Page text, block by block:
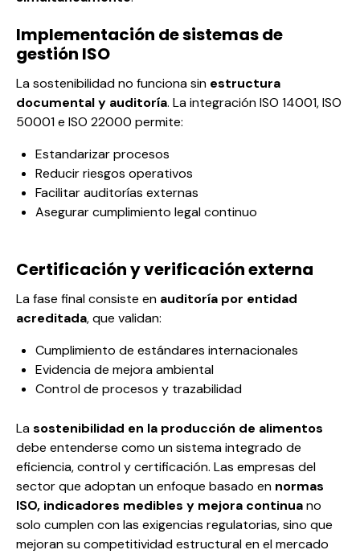
Implementación de sistemas de
gestión ISO
La sostenibilidad no funciona sin estructura
documental y auditoría. La integración ISO 14001, ISO
50001 e ISO 22000 permite:
Estandarizar procesos
Reducir riesgos operativos
Facilitar auditorías externas
Asegurar cumplimiento legal continuo
Certificación y verificación externa
La fase final consiste en auditoría por entidad
acreditada, que validan:
Cumplimiento de estándares internacionales
Evidencia de mejora ambiental
Control de procesos y trazabilidad
Lasostenibilidad en la producción de alimentos
debe entenderse como un sistema integrado de
eficiencia, control y certificación. Las empresas del
sector que adoptan un enfoque basado en normas
ISO, indicadores medibles y mejora continuano
solo cumplen con las exigencias regulatorias, sino que
mejoran su competitividad estructural en el mercado